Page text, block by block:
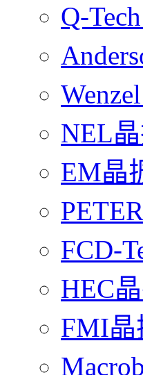
Q-
NEL
EM晶
FCD-
HEC
FMI晶